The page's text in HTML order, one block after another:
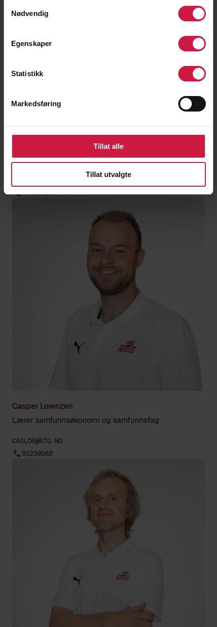
Nødvendig
Egenskaper
Statistikk
Markedsføring
Tillat alle
Tillat utvalgte
Lærer tysk
47474417
Casper Lorenzen
Lærer samfunnsøkonomi og samfunnsfag
CASLOR@NTG.NO
92230582